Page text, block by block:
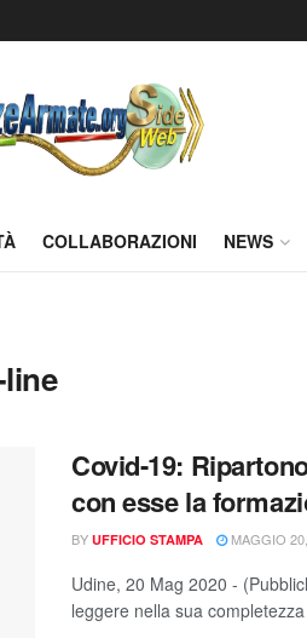
COLLABORAZIONI NEWS
Covid-19:
con esse la
BY UFFICIO STAMPA MAGGIO
Udine, 20 Mag 2020 -
leggere nella sua